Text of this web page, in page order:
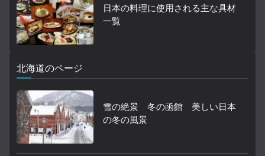
日本の料理に使用される主な具材
一覧
北海道のページ
雪の絶景 冬の函館 美しい日本
の冬の風景